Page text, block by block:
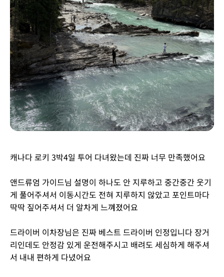
캐나다 로키 3박4일 투어 다녀왔는데 진짜 너무 만족했어요
앤드류엄 가이드님 설명이 하나도 안 지루하고 중간중간 웃기
게 풀어주셔서 이동시간도 전혀 지루하지 않았고 포인트마다
딱딱 짚어주셔서 더 알차게 느껴졌어요
드라이버 이차장님은 진짜 베스트 드라이버 인정입니다 장거
리인데도 안정감 있게 운전해주시고 배려도 세심하게 해주셔
서 내내 편하게 다녔어요